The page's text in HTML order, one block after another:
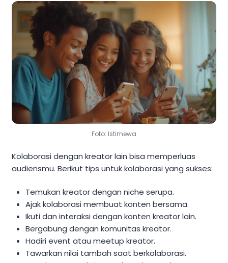
Foto: Istimewa
Kolaborasi dengan kreator lain bisa memperluas
audiensmu. Berikut tips untuk kolaborasi yang sukses:
Temukan kreator dengan niche serupa.
Ajak kolaborasi membuat konten bersama.
Ikuti dan interaksi dengan konten kreator lain.
Bergabung dengan komunitas kreator.
Hadiri event atau meetup kreator.
Tawarkan nilai tambah saat berkolaborasi.